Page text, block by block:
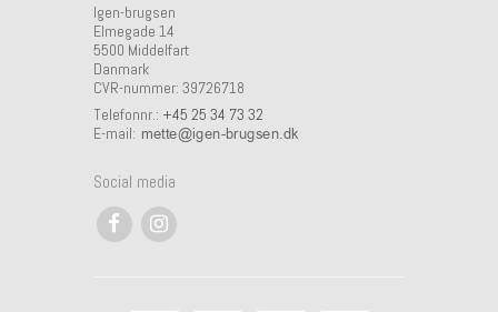
Igen-brugsen
Elmegade 14
5500 Middelfart
Danmark
CVR-nummer: 39726718
Telefonnr.: +45 25 34 73 32
E-mail:
Social media